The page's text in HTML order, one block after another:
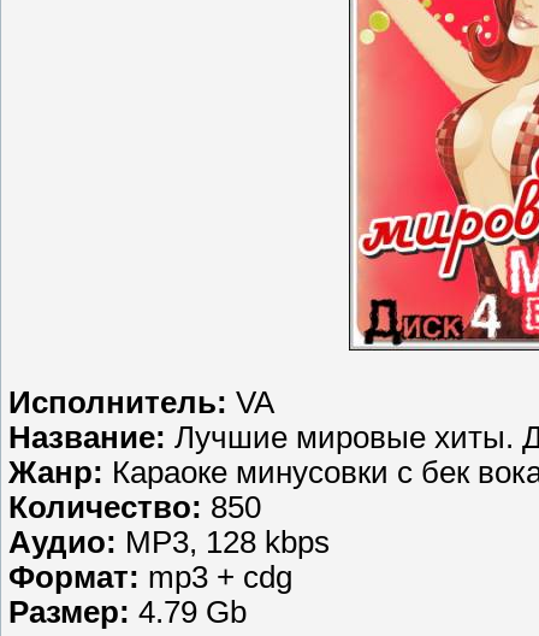
Исполнитель: VA
Название: Лучшие мировые хиты.
Жанр: Караоке минусовки с бек
Количество: 850
Аудио: MP3, 128 kbps
Формат: mp3 + cdg
Размер: 4.79 Gb